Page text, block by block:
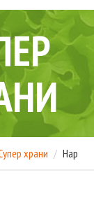
храни Нар